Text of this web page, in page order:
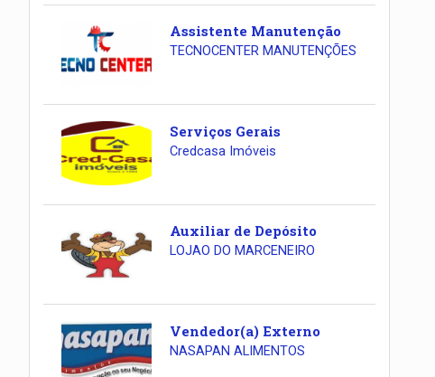
Assistente Manutenção
TECNOCENTER MANUTENÇÕES
Serviços Gerais
Credcasa Imóveis
Auxiliar de Depósito
LOJAO DO MARCENEIRO
Vendedor(a) Externo
NASAPAN ALIMENTOS